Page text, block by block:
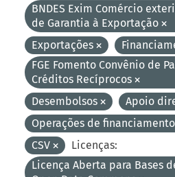
BNDES Exim Comércio
de Garantia à Exportação
Exportações
FGE Fomento Convênio de
Créditos Recíprocos
Desembolsos
Apoio
Operações de
CSV
Licenças:
Licença Aberta para Bases